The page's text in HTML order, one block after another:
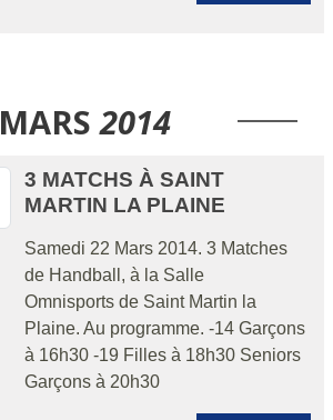
MARS 2014
3 MATCHS À SAINT
MARTIN LA PLAINE
Samedi 22 Mars 2014. 3 Matches
de Handball, à la Salle
Omnisports de Saint Martin la
Plaine. Au programme. -14 Garçons
à 16h30 -19 Filles à 18h30 Seniors
Garçons à 20h30